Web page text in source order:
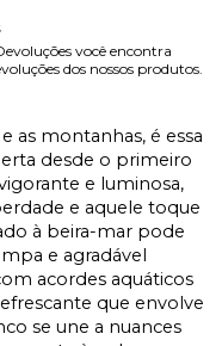
você encontra
dos nossos produtos.
as montanhas, é essa
desde o primeiro
e luminosa,
e aquele toque
à beira-mar pode
e agradável
acordes aquáticos
que envolve
se une a nuances